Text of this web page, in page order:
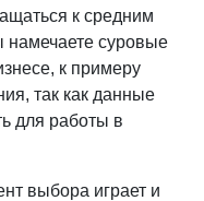
к средним
намечаете суровые
к примеру
так как данные
для работы в
выбора играет и